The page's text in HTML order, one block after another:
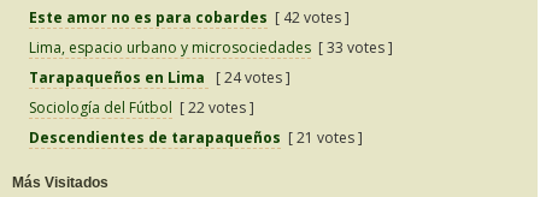
Este amor no es para cobardes [ 42 votes ]
Lima, espacio urbano y microsociedades [ 33 votes ]
Tarapaqueños en Lima
[ 24 votes ]
Sociología del Fútbol [ 22 votes ]
Descendientes de tarapaqueños [ 21 votes ]
Más Visitados